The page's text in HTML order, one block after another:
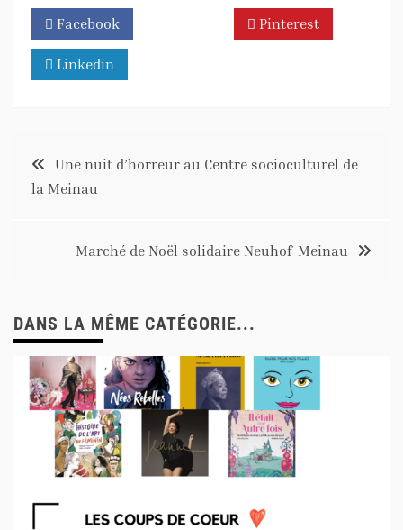
Facebook Pinterest
Linkedin
Une nuit d’horreur au Centre socioculturel de
la Meinau
Marché de Noël solidaire Neuhof-Meinau
DANS LA MÊME CATÉGORIE...